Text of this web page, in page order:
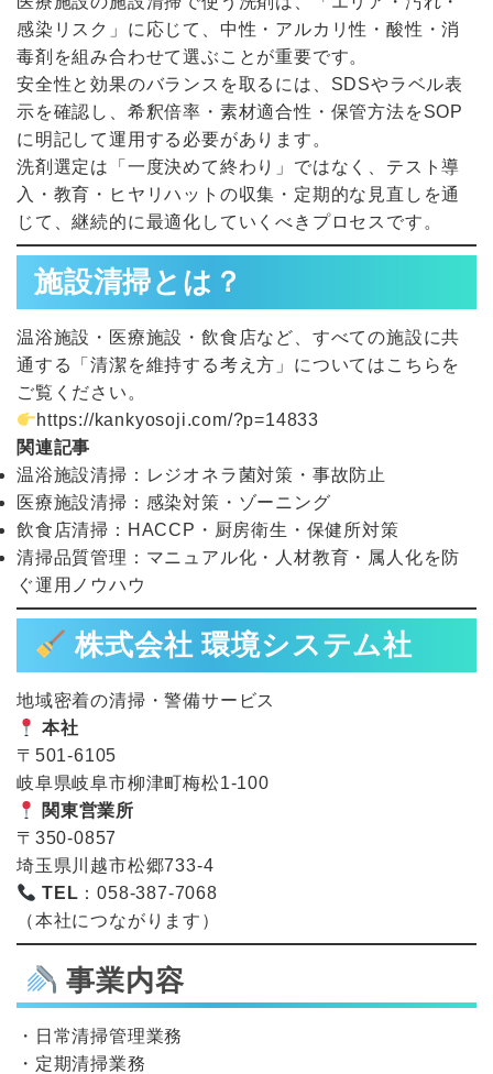
感染リスク」に応じて、中性・アルカリ性・酸性・消
毒剤を組み合わせて選ぶことが重要です。
安全性と効果のバランスを取るには、SDSやラベル表
示を確認し、希釈倍率・素材適合性・保管方法をSOP
に明記して運用する必要があります。
洗剤選定は「一度決めて終わり」ではなく、テスト導
入・教育・ヒヤリハットの収集・定期的な見直しを通
じて、継続的に最適化していくべきプロセスです。
施設清掃とは？
温浴施設・医療施設・飲食店など、すべての施設に共
通する「清潔を維持する考え方」についてはこちらを
ご覧ください。
https://kankyosoji.com/?p=14833
関連記事
温浴施設清掃：レジオネラ菌対策・事故防止
医療施設清掃：感染対策・ゾーニング
飲食店清掃：HACCP・厨房衛生・保健所対策
清掃品質管理：マニュアル化・人材教育・属人化を防
ぐ運用ノウハウ
株式会社 環境システム社
地域密着の清掃・警備サービス
本社
〒501-6105
岐阜県岐阜市柳津町梅松1-100
関東営業所
〒350-0857
埼玉県川越市松郷733-4
TEL ：058-387-7068
（本社につながります）
事業内容
・日常清掃管理業務
・定期清掃業務